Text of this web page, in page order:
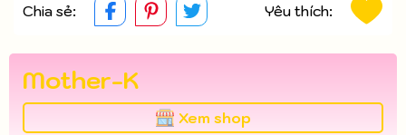
Chia sẻ: Yêu thích:
Mother-K
Xem shop